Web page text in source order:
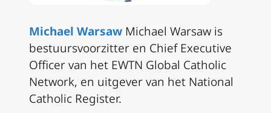
Michael Warsaw Michael Warsaw is
bestuursvoorzitter en Chief Executive
Officer van het EWTN Global Catholic
Network, en uitgever van het National
Catholic Register.